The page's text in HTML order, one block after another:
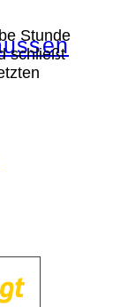
Stunde
schließt